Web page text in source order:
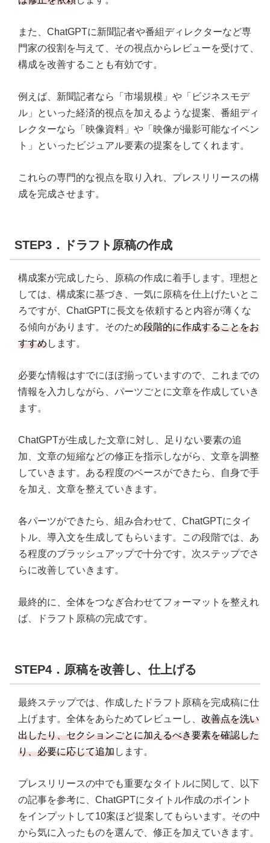
また、ChatGPTに新聞記者や番組ディレクターなど専
門家の役割を与えて、その視点からレビューを受けて、
構成を改善することも有効です。
例えば、新聞記者なら「市場規模」や「ビジネスモデ
ル」といった経済的視点を加えるような提案、番組ディ
レクターなら「映像資料」や「映像が撮影可能なイベン
ト」といったビジュアル要素の提案をしてくれます。
これらの専門的な視点を取り入れ、プレスリリースの構
成を完成させます。
STEP3．ドラフト原稿の作成
構成案が完成したら、原稿の作成に着手します。理想と
しては、構成案に基づき、一気に原稿を仕上げたいとこ
ろですが、ChatGPTに長文を依頼すると内容が薄くな
る傾向があります。そのため段階的に作成することをお
すすめします。
必要な情報はすでにほぼ揃っていますので、これまでの
情報を入力しながら、パーツごとに文章を作成していき
ます。
ChatGPTが生成した文章に対し、足りない要素の追
加、文章の短縮などの修正を指示しながら、文章を調整
していきます。ある程度のベースができたら、自身で手
を加え、文章を整えていきます。
各パーツができたら、組み合わせて、ChatGPTにタイ
トル、導入文を生成してもらいます。この段階では、あ
る程度のブラッシュアップで十分です。次ステップでさ
らに改善していきます。
最終的に、全体をつなぎ合わせてフォーマットを整えれ
ば、ドラフト原稿の完成です。
STEP4．原稿を改善し、仕上げる
最終ステップでは、作成したドラフト原稿を完成稿に仕
上げます。全体をあらためてレビューし、 改善点を洗い
出したり、セクションごとに加えるべき要素を確認した
り、必要に応じて追加します。
プレスリリースの中でも重要なタイトルに関して、以下
の記事を参考に、ChatGPTにタイトル作成のポイント
をインプットして10案ほど提案してもらいます。その中
から気に入ったものを選んで、修正を加えていきます。